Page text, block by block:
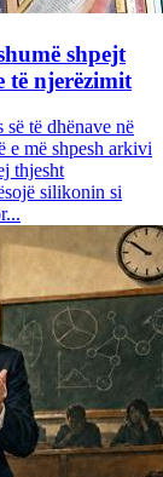
shpejt
të njerëzimit
të dhënave në
e më shpesh arkivi
thjesht
silikonin si